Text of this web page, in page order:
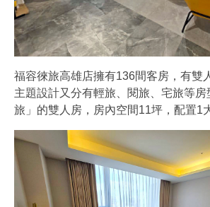
福容徠旅高雄店擁有136間客房，有雙
主題設計又分有輕旅、閱旅、宅旅等房
旅」的雙人房，房內空間11坪，配置1